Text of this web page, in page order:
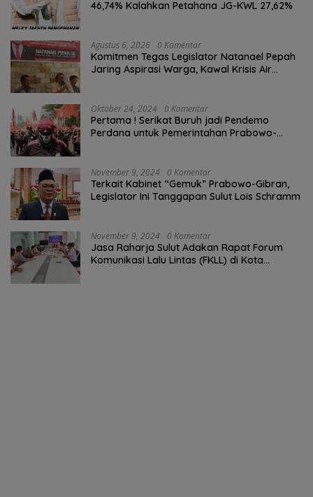
46,74% Kalahkan Petahana JG-KWL 27,62%
Agustus 6, 2026 0 Komentar
Komitmen Tegas Legislator Natanael Pepah
Jaring Aspirasi Warga, Kawal Krisis Air
Oktober 24, 2024 0 Komentar
Pertama ! Serikat Buruh jadi Pendemo
Perdana untuk Pemerintahan Prabowo-
November 9, 2024 0 Komentar
Terkait Kabinet “Gemuk” Prabowo-Gibran,
Legislator Ini Tanggapan Sulut Lois Schramm
November 9, 2024 0 Komentar
Jasa Raharja Sulut Adakan Rapat Forum
Komunikasi Lalu Lintas (FKLL) di Kota